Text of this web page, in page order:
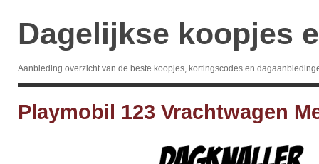
Dagelijkse koopjes
Aanbieding overzicht van de beste koopjes, kortingscodes en
Playmobil 123 Vrachtwagen